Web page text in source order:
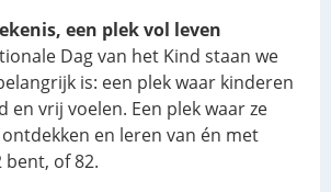
een plek vol leven
Dag van het Kind staan we
is: een plek waar kinderen
en vrij voelen. Een plek waar ze
en leren van én met
bent, of 82.